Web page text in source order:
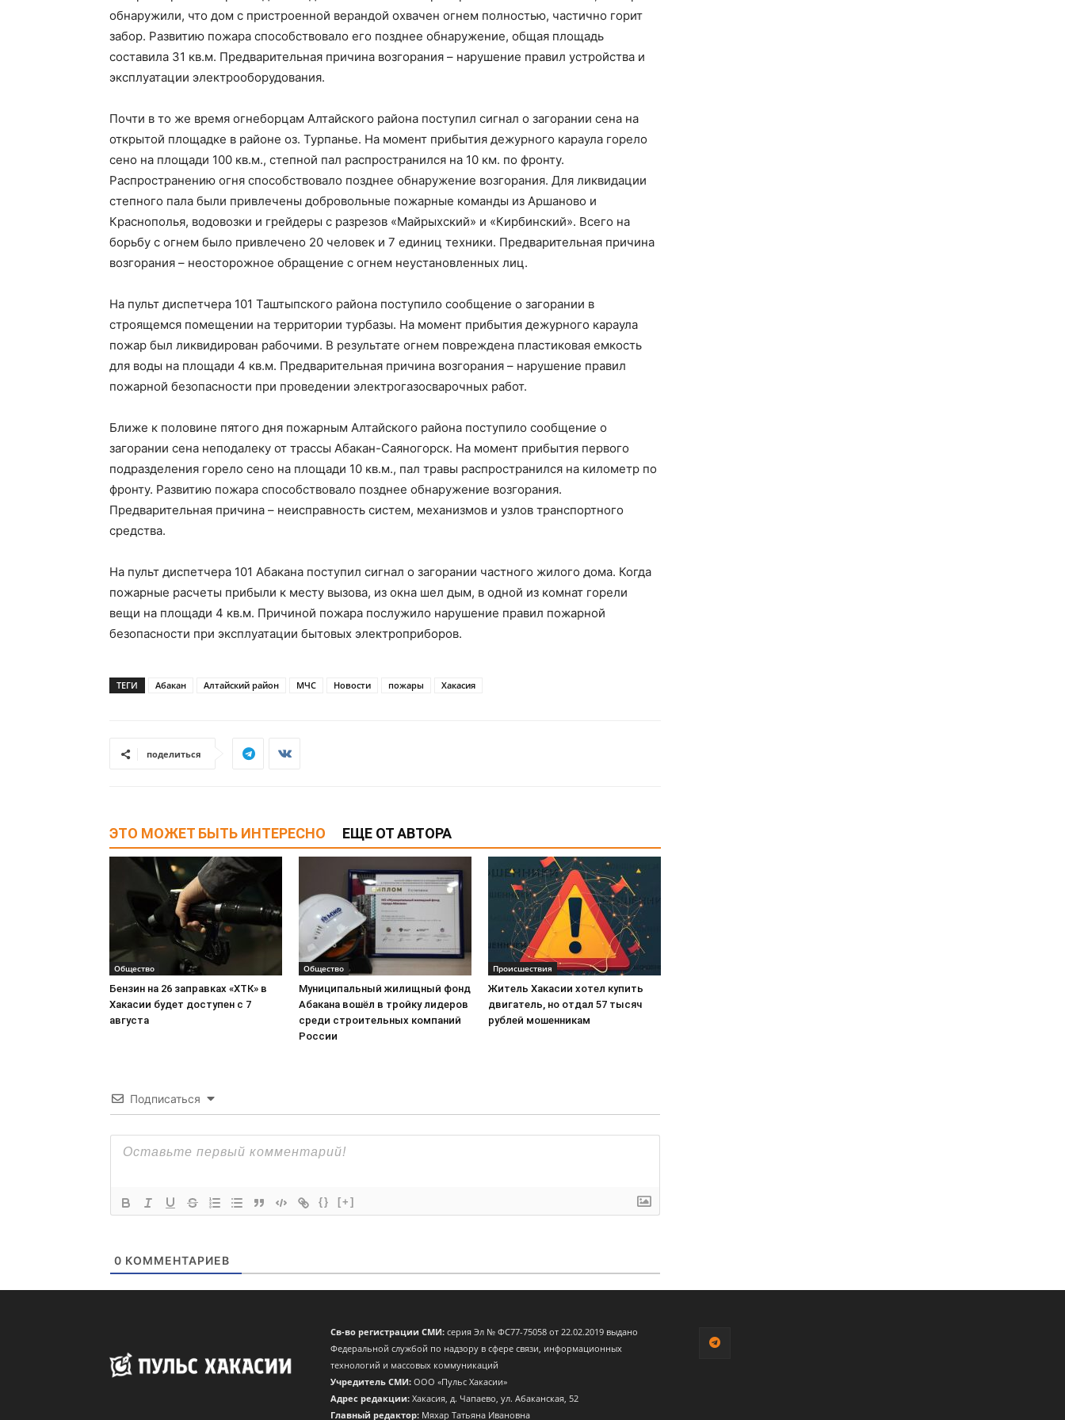
обнаружили, что дом с пристроенной верандой охвачен огнем полностью, частично горит
забор. Развитию пожара способствовало его позднее обнаружение, общая площадь
составила 31 кв.м. Предварительная причина возгорания – нарушение правил устройства и
эксплуатации электрооборудования.
Почти в то же время огнеборцам Алтайского района поступил сигнал о загорании сена на
открытой площадке в районе оз. Турпанье. На момент прибытия дежурного караула горело
сено на площади 100 кв.м., степной пал распространился на 10 км. по фронту.
Распространению огня способствовало позднее обнаружение возгорания. Для ликвидации
степного пала были привлечены добровольные пожарные команды из Аршаново и
Краснополья, водовозки и грейдеры с разрезов «Майрыхский» и «Кирбинский». Всего на
борьбу с огнем было привлечено 20 человек и 7 единиц техники. Предварительная причина
возгорания – неосторожное обращение с огнем неустановленных лиц.
На пульт диспетчера 101 Таштыпского района поступило сообщение о загорании в
строящемся помещении на территории турбазы. На момент прибытия дежурного караула
пожар был ликвидирован рабочими. В результате огнем повреждена пластиковая емкость
для воды на площади 4 кв.м. Предварительная причина возгорания – нарушение правил
пожарной безопасности при проведении электрогазосварочных работ.
Ближе к половине пятого дня пожарным Алтайского района поступило сообщение о
загорании сена неподалеку от трассы Абакан-Саяногорск. На момент прибытия первого
подразделения горело сено на площади 10 кв.м., пал травы распространился на километр по
фронту. Развитию пожара способствовало позднее обнаружение возгорания.
Предварительная причина – неисправность систем, механизмов и узлов транспортного
средства.
На пульт диспетчера 101 Абакана поступил сигнал о загорании частного жилого дома. Когда
пожарные расчеты прибыли к месту вызова, из окна шел дым, в одной из комнат горели
вещи на площади 4 кв.м. Причиной пожара послужило нарушение правил пожарной
безопасности при эксплуатации бытовых электроприборов.
ТЕГИ Абакан Алтайский район МЧС Новости пожары Хакасия
поделиться
ЭТО МОЖЕТ БЫТЬ ИНТЕРЕСНО ЕЩЕ ОТ АВТОРА
Общество
Бензин на 26 заправках «ХТК» в
Хакасии будет доступен с 7
августа
Общество
Муниципальный жилищный фонд
Абакана вошёл в тройку лидеров
среди строительных компаний
России
Происшествия
Житель Хакасии хотел купить
двигатель, но отдал 57 тысяч
рублей мошенникам
Подписаться
{} [+]
0 КОММЕНТАРИЕВ
Св-во регистрации СМИ: серия Эл № ФС77-75058 от 22.02.2019 выдано
Федеральной службой по надзору в сфере связи, информационных
технологий и массовых коммуникаций
Учредитель СМИ: ООО «Пульс Хакасии»
Адрес редакции: Хакасия, д. Чапаево, ул. Абаканская, 52
Главный редактор: Мяхар Татьяна Ивановна